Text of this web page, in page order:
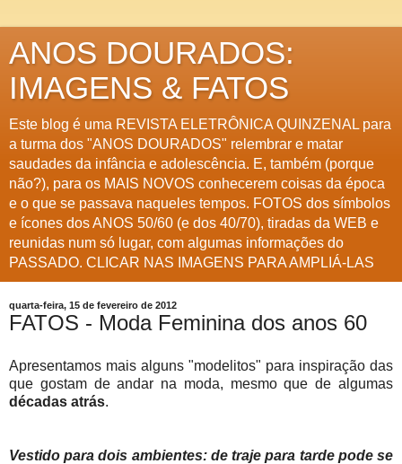
ANOS DOURADOS:
IMAGENS & FATOS
Este blog é uma REVISTA ELETRÔNICA QUINZENAL para
a turma dos "ANOS DOURADOS" relembrar e matar
saudades da infância e adolescência. E, também (porque
não?), para os MAIS NOVOS conhecerem coisas da época
e o que se passava naqueles tempos. FOTOS dos símbolos
e ícones dos ANOS 50/60 (e dos 40/70), tiradas da WEB e
reunidas num só lugar, com algumas informações do
PASSADO. CLICAR NAS IMAGENS PARA AMPLIÁ-LAS
quarta-feira, 15 de fevereiro de 2012
FATOS - Moda Feminina dos anos 60
Apresentamos mais alguns "modelitos" para inspiração das
que gostam de andar na moda, mesmo que de algumas
décadas atrás.
Vestido para dois ambientes: de traje para tarde pode se